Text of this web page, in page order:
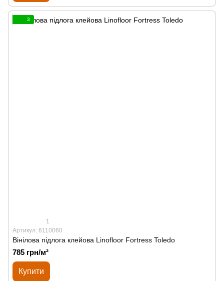
3
1
Артикул: 6110060
Вінілова підлога клейова Linofloor Fortress Toledo
785 грн/м²
Купити